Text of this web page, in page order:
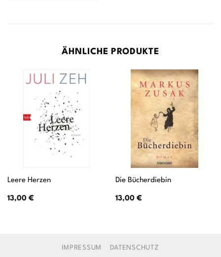
ÄHNLICHE PRODUKTE
Leere Herzen
13,00 €
Die Bücherdiebin
13,00 €
IMPRESSUM DATENSCHUTZ